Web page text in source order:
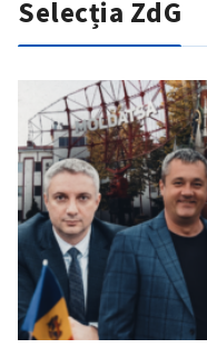
Selecția ZdG